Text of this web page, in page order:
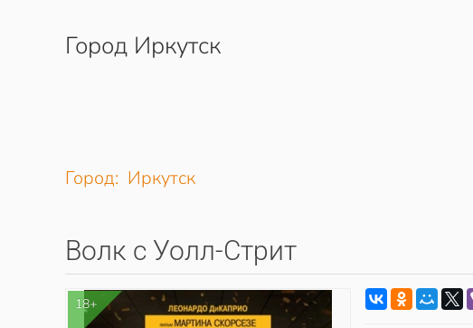
Перейти к содержимому
Город Иркутск
Город: Иркутск
Волк с Уолл-Стрит
18+